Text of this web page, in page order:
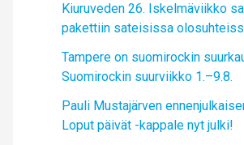
Kiuruveden 26. Iskelmäviikko
pakettiin sateisissa
Tampere on suomirockin
Suomirockin suurviikko 1.–9.8.
Pauli Mustajärven
Loput päivät -kappale nyt julki!